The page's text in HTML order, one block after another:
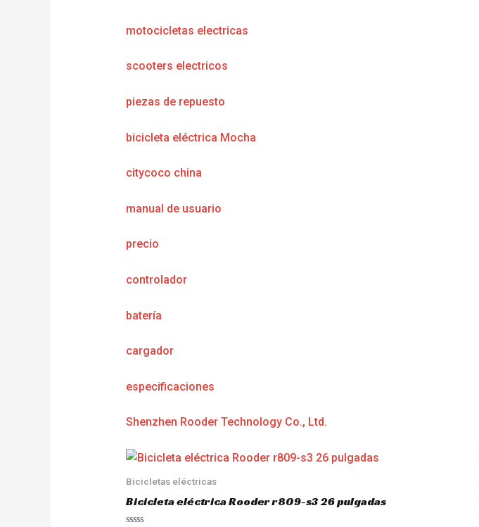
motocicletas electricas
scooters electricos
piezas de repuesto
bicicleta eléctrica Mocha
citycoco china
manual de usuario
precio
controlador
batería
cargador
especificaciones
Shenzhen Rooder Technology Co., Ltd.
Bicicletas eléctricas
Bicicleta eléctrica Rooder r809-s3 26 pulgadas